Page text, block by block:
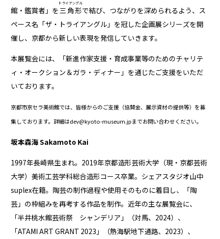
館・鑑賞者」を三角形
トライアングル
で結び、つながりを深められるよう、ス
ペース名「ザ・トライアングル」を冠した企画展シリーズを開
催し、京都から新しい表現を発信していきます。
本展覧会には、「新進作家支援・育成事業等のためのチャリテ
ィ・オークション＆ガラ・ディナー」を通じたご支援をいただ
いております。
京都市京セラ美術館では、皆様からのご支援（協賛金、展示資材の提供等）を募
集しております。詳細はdev@kyoto-museum.jpまでお問い合わせください。
坂本森海Sakamoto Kai
1997年長崎県生まれ。2019年京都造形芸術大学（現・京都芸術
大学）美術工芸学科総合造形コース卒業。シェアスタジオ山中
suplex在籍。陶芸の制作過程や使用そのものに着目し、「陶
芸」の枠組みを再考する作品を制作。近年の主な展覧会に、
「半井桃水館芸術祭 シャンデリア」（対馬、2024）、
「ATAMI ART GRANT 2023」（熱海駅地下通路、2023）、